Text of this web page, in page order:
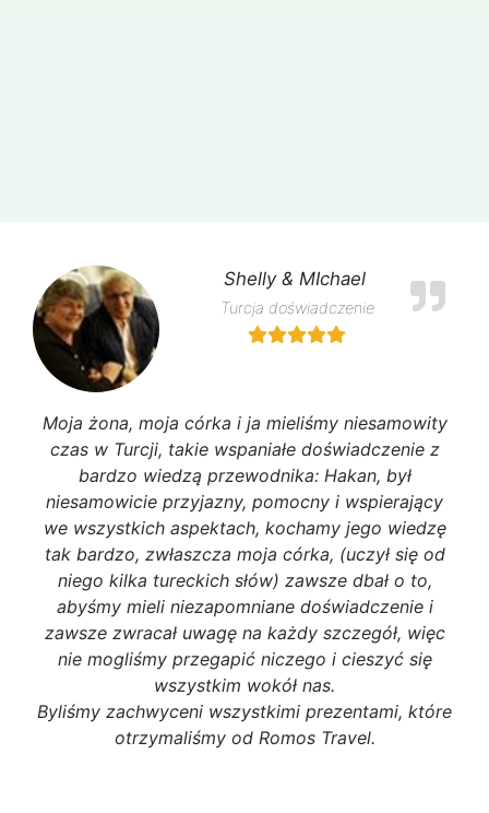
Shelly & MIchael
Turcja doświadczenie
Moja żona, moja córka i ja mieliśmy niesamowity
czas w Turcji, takie wspaniałe doświadczenie z
bardzo wiedzą przewodnika: Hakan, był
niesamowicie przyjazny, pomocny i wspierający
we wszystkich aspektach, kochamy jego wiedzę
tak bardzo, zwłaszcza moja córka, (uczył się od
niego kilka tureckich słów) zawsze dbał o to,
abyśmy mieli niezapomniane doświadczenie i
zawsze zwracał uwagę na każdy szczegół, więc
nie mogliśmy przegapić niczego i cieszyć się
wszystkim wokół nas.
Byliśmy zachwyceni wszystkimi prezentami, które
otrzymaliśmy od Romos Travel.